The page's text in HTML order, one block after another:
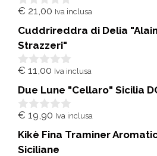
0
u
5
€ 21,00 Iva inclusa
Cuddrireddra di Delia
Strazzeri"
0
u
5
€ 11,00 Iva inclusa
Due Lune "Cellaro" Sicilia
0
u
5
€ 19,90 Iva inclusa
Kikè Fina Traminer
Siciliane